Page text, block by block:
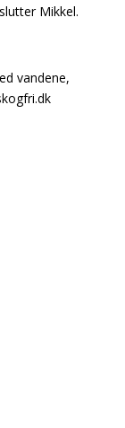
Mikkel.
vandene,